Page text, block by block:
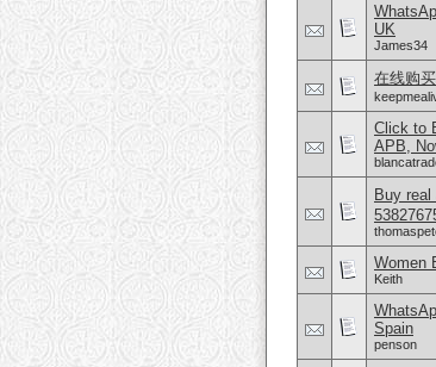
UK
James34
在线购
Click to
APB,
Buy
Women
Keith
Spain
penson